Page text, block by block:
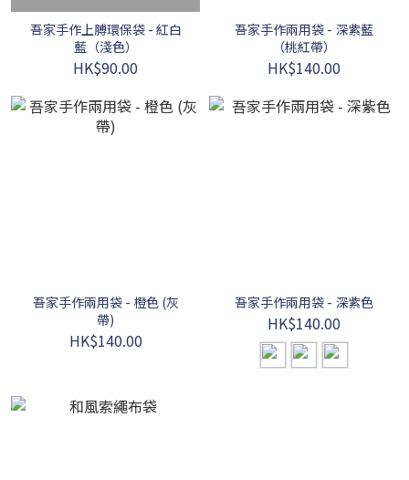
吾家手作上膊環保袋 - 紅白
藍（淺色）
HK$90.00
吾家手作兩用袋 - 深紫藍
（桃紅帶）
HK$140.00
吾家手作兩用袋 - 橙色 (灰
帶)
HK$140.00
吾家手作兩用袋 - 深紫色
HK$140.00